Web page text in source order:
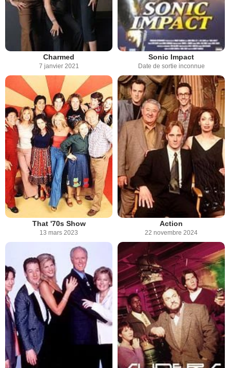
Charmed
7 janvier 2021
Sonic Impact
Date de sortie inconnue
That '70s Show
13 mars 2023
Action
22 novembre 2024